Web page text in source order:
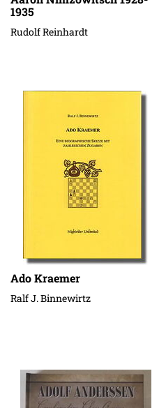
1935
Rudolf Reinhardt
Ado Kraemer
Ralf J. Binnewirtz